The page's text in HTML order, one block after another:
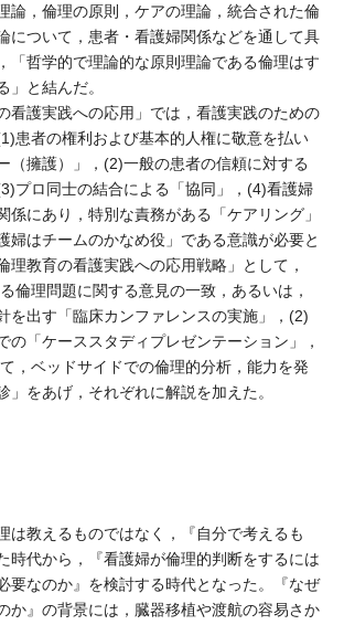
論，倫理の原則，ケアの理論，統合された倫
について，患者・看護婦関係などを通して具
「哲学的で理論的な原則理論である倫理はす
」と結んだ。
看護実践への応用」では，看護実践のための
患者の権利および基本的人権に敬意を払い
（擁護）」，(2)一般の患者の信頼に対する
プロ同士の結合による「協同」，(4)看護婦
係にあり，特別な責務がある「ケアリング」
婦はチームのかなめ役」である意識が必要と
理教育の看護実践への応用戦略」として，
倫理問題に関する意見の一致，あるいは，
を出す「臨床カンファレンスの実施」，(2)
の「ケーススタディプレゼンテーション」，
，ベッドサイドでの倫理的分析，能力を発
」をあげ，それぞれに解説を加えた。
は教えるものではなく，『自分で考えるも
時代から，『看護婦が倫理的判断をするには
要なのか』を検討する時代となった。『なぜ
か』の背景には，臓器移植や渡航の容易さか